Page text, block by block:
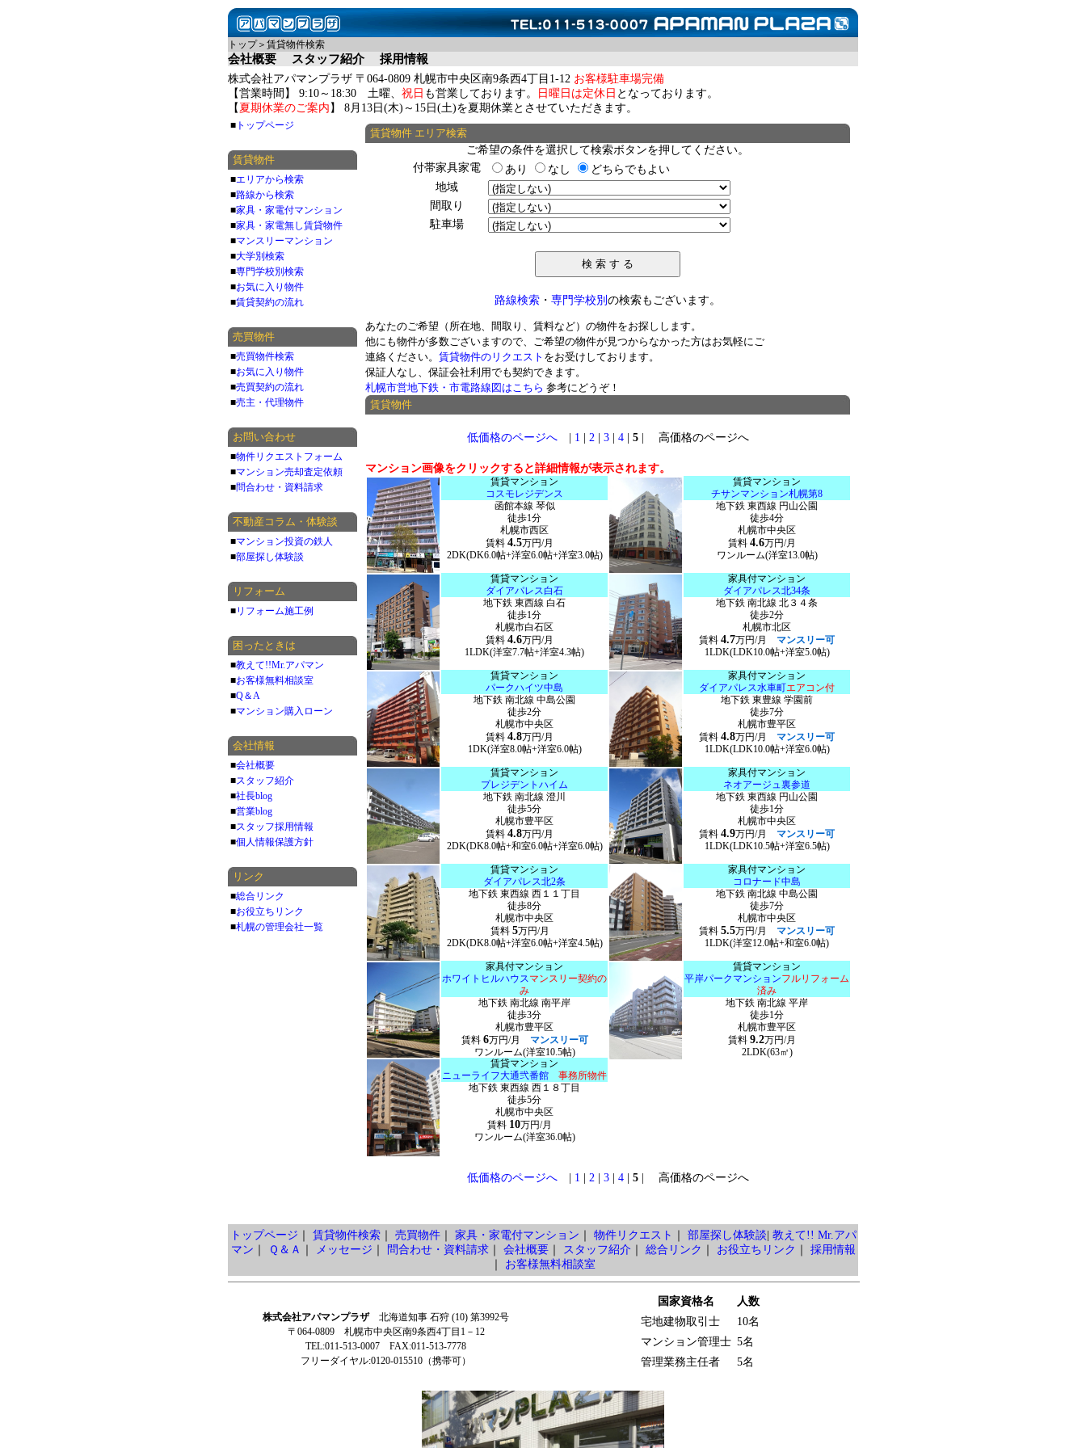
トップ＞賃貸物件検索
会社概要 スタッフ紹介 採用情報
株式会社アパマンプラザ 〒064-0809 札幌市中央区南9条西4丁目1-12 お客様駐車場完備
【営業時間】 9:10～18:30 土曜、 祝日 も営業しております。 日曜日は定休日 となっております。
【 夏期休業のご案内 】 8月13日(木)～15日(土)を夏期休業とさせていただきます。
賃貸物件 エリア検索
ご希望の条件を選択して検索ボタンを押してください。
付帯家具家電
あり なし
どちらでもよい
地域
間取り
駐車場
路線検索 ・ 専門学校別 の検索もございます。
あなたのご希望（所在地、間取り、賃料など）の物件をお探しします。
他にも物件が多数ございますので、ご希望の物件が見つからなかった方はお気軽にご
連絡ください。 賃貸物件のリクエスト をお受けしております。
保証人なし、保証会社利用でも契約できます。
札幌市営地下鉄・市電路線図はこちら 参考にどうぞ！
賃貸物件
低価格のページへ| 1 2| 3| 4| 5| 高価格のページへ
マンション画像をクリックすると詳細情報が表示されます。
賃貸マンション
コスモレジデンス
函館本線 琴似
徒歩1分
札幌市西区
賃料 4.5万円/月
2DK(DK6.0帖+洋室6.0帖+洋室3.0帖)
賃貸マンション
チサンマンション札幌第8
地下鉄 東西線 円山公園
徒歩4分
札幌市中央区
賃料 4.6万円/月
ワンルーム(洋室13.0帖)
賃貸マンション
ダイアパレス白石
地下鉄 東西線 白石
徒歩1分
札幌市白石区
賃料 4.6万円/月
1LDK(洋室7.7帖+洋室4.3帖)
家具付マンション
ダイアパレス北34条
地下鉄 南北線 北３４条
徒歩2分
札幌市北区
賃料 4.7万円/月 マンスリー可
1LDK(LDK10.0帖+洋室5.0帖)
賃貸マンション
パークハイツ中島
地下鉄 南北線 中島公園
徒歩2分
札幌市中央区
賃料 4.8万円/月
1DK(洋室8.0帖+洋室6.0帖)
家具付マンション
ダイアパレス水車町エアコン付
地下鉄 東豊線 学園前
徒歩7分
札幌市豊平区
賃料 4.8万円/月 マンスリー可
1LDK(LDK10.0帖+洋室6.0帖)
賃貸マンション
プレジデントハイム
地下鉄 南北線 澄川
徒歩5分
札幌市豊平区
賃料 4.8万円/月
2DK(DK8.0帖+和室6.0帖+洋室6.0帖)
家具付マンション
ネオアージュ裏参道
地下鉄 東西線 円山公園
徒歩1分
札幌市中央区
賃料 4.9万円/月 マンスリー可
1LDK(LDK10.5帖+洋室6.5帖)
賃貸マンション
ダイアパレス北2条
地下鉄 東西線 西１１丁目
徒歩8分
札幌市中央区
賃料 5万円/月
2DK(DK8.0帖+洋室6.0帖+洋室4.5帖)
家具付マンション
コロナード中島
地下鉄 南北線 中島公園
徒歩7分
札幌市中央区
賃料 5.5万円/月 マンスリー可
1LDK(洋室12.0帖+和室6.0帖)
家具付マンション
ホワイトヒルハウスマンスリー契約の
み
地下鉄 南北線 南平岸
徒歩3分
札幌市豊平区
賃料 6万円/月
マンスリー可
ワンルーム(洋室10.5帖)
賃貸マンション
平岸パークマンションフルリフォーム
済み
地下鉄 南北線 平岸
徒歩1分
札幌市豊平区
賃料 9.2万円/月
2LDK(63㎡)
賃貸マンション
ニューライフ大通弐番館 事務所物件
地下鉄 東西線 西１８丁目
徒歩5分
札幌市中央区
賃料 10万円/月
ワンルーム(洋室36.0帖)
低価格のページへ| 1 2| 3| 4| 5| 高価格のページへ
■ トップページ
賃貸物件
■エリアから検索
■路線から検索
■家具・家電付マンション
■家具・家電無し賃貸物件
■マンスリーマンション
■大学別検索
■専門学校別検索
■お気に入り物件
■賃貸契約の流れ
売買物件
■売買物件検索
■お気に入り物件
■売買契約の流れ
■売主・代理物件
お問い合わせ
■物件リクエストフォーム
■マンション売却査定依頼
■問合わせ・資料請求
不動産コラム・体験談
■マンション投資の鉄人
■部屋探し体験談
リフォーム
■リフォーム施工例
困ったときは
■教えて!!Mr.アパマン
■お客様無料相談室
■Q＆A
■マンション購入ローン
会社情報
■会社概要
■スタッフ紹介
■社長blog
■営業blog
■スタッフ採用情報
■個人情報保護方針
リンク
■総合リンク
■お役立ちリンク
■札幌の管理会社一覧
トップページ 賃貸物件検索｜ 売買物件｜ 家具・家電付マンション 物件リクエスト 部屋探し体験談 教えて!! Mr.アパ
マン
Ｑ＆Ａ メッセージ 問合わせ・資料請求｜ 会社概要｜ スタッフ紹介 総合リンク お役立ちリンク
採用情報
お客様無料相談室
株式会社アパマンプラザ北海道知事 石狩 (10) 第3992号
〒064-0809 札幌市中央区南9条西4丁目1－12
TEL:011-513-0007 FAX:011-513-7778
フリーダイヤル:0120-015510（携帯可）
国家資格名
人数
宅地建物取引士
10名
マンション管理士 5名
管理業務主任者
5名